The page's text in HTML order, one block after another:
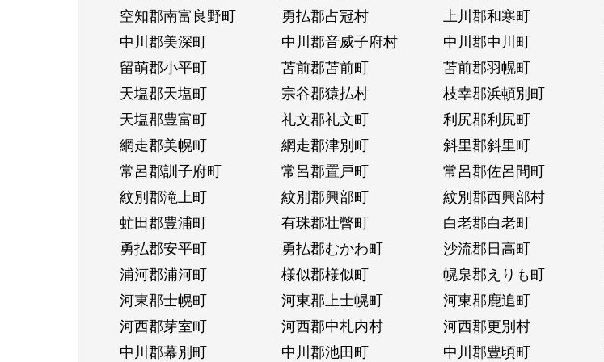
空知郡南富良野町
勇払郡占冠村 上川郡和寒町
中川郡美深町
中川郡音威子府村 中川郡中川町
留萌郡小平町
苫前郡苫前町 苫前郡羽幌町
天塩郡天塩町
宗谷郡猿払村 枝幸郡浜頓別町
天塩郡豊富町
礼文郡礼文町 利尻郡利尻町
網走郡美幌町
網走郡津別町 斜里郡斜里町
常呂郡訓子府町
常呂郡置戸町 常呂郡佐呂間町
紋別郡滝上町
紋別郡興部町 紋別郡西興部村
虻田郡豊浦町
有珠郡壮瞥町 白老郡白老町
勇払郡安平町
勇払郡むかわ町 沙流郡日高町
浦河郡浦河町
様似郡様似町 幌泉郡えりも町
河東郡士幌町
河東郡上士幌町 河東郡鹿追町
河西郡芽室町
河西郡中札内村 河西郡更別村
中川郡幕別町
中川郡池田町 中川郡豊頃町